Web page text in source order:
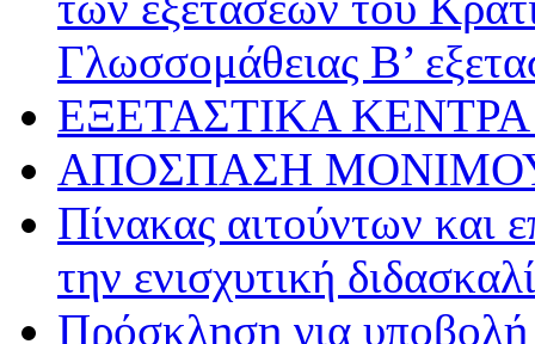
Γλωσσομάθειας Β’
ΕΞΕΤΑΣΤΙΚΑ
ΑΠΟΣΠΑΣΗ
Πίνακας αιτούντων και
την ενισχυτική
Πρόσκληση για